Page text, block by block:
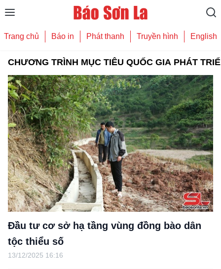
Trang chủ Báo in Phát thanh Truyền hình English
CHƯƠNG TRÌNH MỤC TIÊU QUỐC GIA PHÁT
Đầu tư cơ sở hạ tầng vùng đồng bào dân
tộc thiểu số
13/12/2025 16:16